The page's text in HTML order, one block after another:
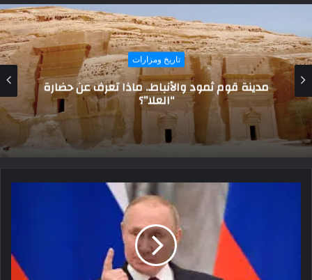
تاريخ ومزارات
مدينة قوم ثمود والأنباط.. ماذا تعرف عن حضارة
“العلا”؟